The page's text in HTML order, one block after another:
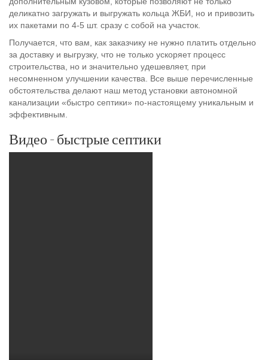
деликатно загружать и выгружать кольца ЖБИ, но и привозить
их пакетами по 4-5 шт. сразу с собой на участок.
Получается, что вам, как заказчику не нужно платить отдельно
за доставку и выгрузку, что не только ускоряет процесс
строительства, но и значительно удешевляет, при
несомненном улучшении качества. Все выше перечисленные
обстоятельства делают наш метод установки автономной
канализации «быстро септики» по-настоящему уникальным и
эффективным.
Видео - быстрые септики